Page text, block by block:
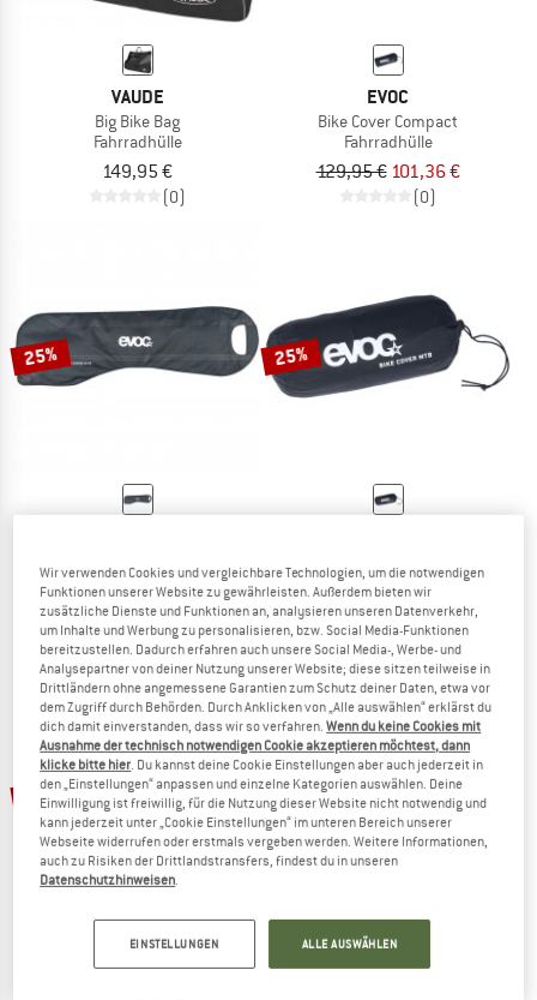
VAUDE
Big Bike Bag
Fahrradhülle
149,95 €
(0)
EVOC
Bike Cover Compact
Fahrradhülle
129,95 € 101,36 €
(0)
25%
Fahrradhülle
29,95 €22,46 €
(0)
25%
Fahrradhülle
129,95 €97,46 €
(0)
25%
EVOC
25%
EVOC
Wir verwenden Cookies und vergleichbare Technologien, um die notwendigen
Funktionen unserer Website zu gewährleisten. Außerdem bieten wir
zusätzliche Dienste und Funktionen an, analysieren unseren Datenverkehr,
um Inhalte und Werbung zu personalisieren, bzw. Social Media-Funktionen
bereitzustellen. Dadurch erfahren auch unsere Social Media-, Werbe- und
Analysepartner von deiner Nutzung unserer Website; diese sitzen teilweise in
Drittländern ohne angemessene Garantien zum Schutz deiner Daten, etwa vor
dem Zugriff durch Behörden. Durch Anklicken von „Alle auswählen“ erklärst du
dich damit einverstanden, dass wir so verfahren.Wenn du keine Cookies mit
Ausnahme der technisch notwendigen Cookie akzeptieren möchtest, dann
klicke bitte hier . Du kannst deine Cookie Einstellungen aber auch jederzeit in
den „Einstellungen“ anpassen und einzelne Kategorien auswählen. Deine
Einwilligung ist freiwillig, für die Nutzung dieser Website nicht notwendig und
kann jederzeit unter „Cookie Einstellungen“ im unteren Bereich unserer
Webseite widerrufen oder erstmals vergeben werden. Weitere Informationen,
auch zu Risiken der Drittlandstransfers, findest du in unseren
Datenschutzhinweisen
EINSTELLUNGEN ALLE AUSWÄHLEN